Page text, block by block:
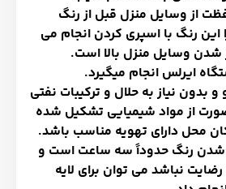
از وسایل منزل قبل از رنگ
این رنگ با اسپری کردن انجام می
شدن وسایل منزل بالا است.
ایرلس انجام میگیرد.
بدون نیاز به حلال و ترکیبات نفتی
از مواد شیمیایی تشکیل شده
محل دارای تهویه مناسب باشد.
رنگ حدوداً سه ساعت است و
نباشد می توان برای لایه